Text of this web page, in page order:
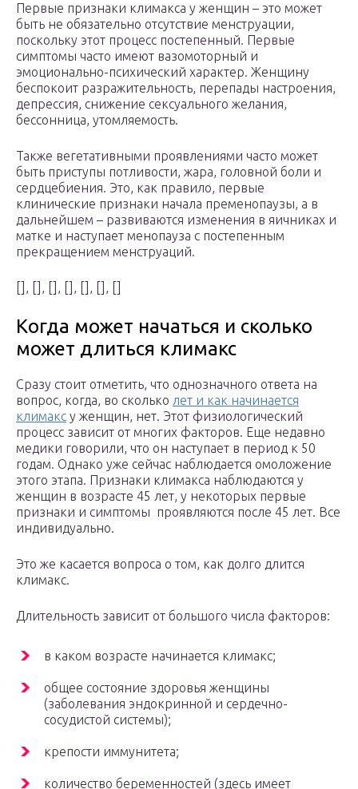
Первые признаки климакса у женщин – это может
быть не обязательно отсутствие менструации,
поскольку этот процесс постепенный. Первые
симптомы часто имеют вазомоторный и
эмоционально-психический характер. Женщину
беспокоит разражительность, перепады настроения,
депрессия, снижение сексуального желания,
бессонница, утомляемость.
Также вегетативными проявлениями часто может
быть приступы потливости, жара, головной боли и
сердцебиения. Это, как правило, первые
клинические признаки начала пременопаузы, а в
дальнейшем – развиваются изменения в яичниках и
матке и наступает менопауза с постепенным
прекращением менструаций.
[], [], [], [], [], [], []
Когда может начаться и сколько
может длиться климакс
Сразу стоит отметить, что однозначного ответа на
вопрос, когда, во сколько лет и как начинается
климакс у женщин, нет. Этот физиологический
процесс зависит от многих факторов. Еще недавно
медики говорили, что он наступает в период к 50
годам. Однако уже сейчас наблюдается омоложение
этого этапа. Признаки климакса наблюдаются у
женщин в возрасте 45 лет, у некоторых первые
признаки и симптомы проявляются после 45 лет. Все
индивидуально.
Это же касается вопроса о том, как долго длится
климакс.
Длительность зависит от большого числа факторов:
в каком возрасте начинается климакс;
общее состояние здоровья женщины
(заболевания эндокринной и сердечно-
сосудистой системы);
крепости иммунитета;
количество беременностей (здесь имеет